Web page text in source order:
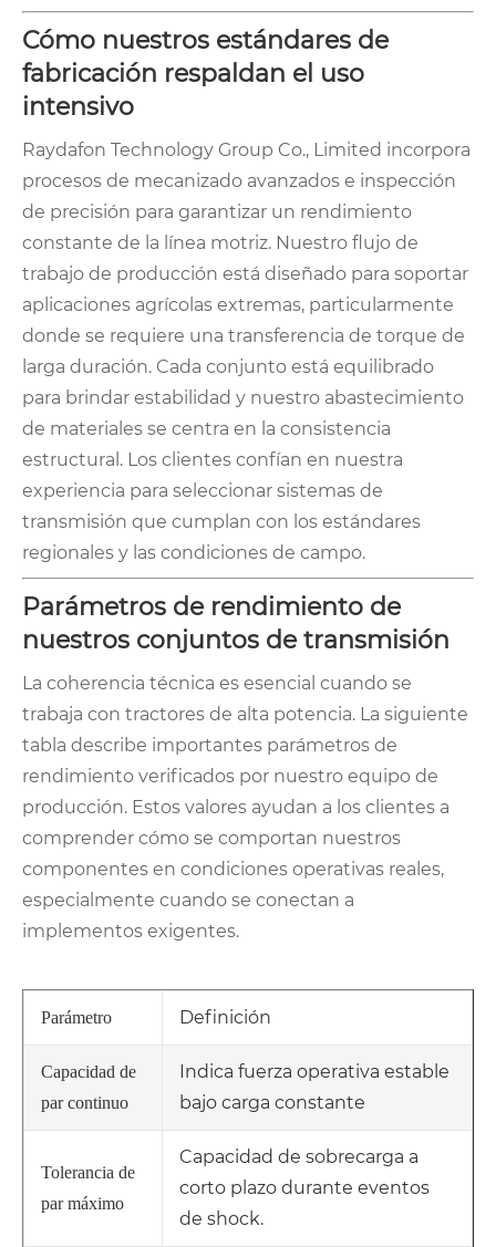
Cómo nuestros estándares de
fabricación respaldan el uso
intensivo
Raydafon Technology Group Co., Limited incorpora
procesos de mecanizado avanzados e inspección
de precisión para garantizar un rendimiento
constante de la línea motriz. Nuestro flujo de
trabajo de producción está diseñado para soportar
aplicaciones agrícolas extremas, particularmente
donde se requiere una transferencia de torque de
larga duración. Cada conjunto está equilibrado
para brindar estabilidad y nuestro abastecimiento
de materiales se centra en la consistencia
estructural. Los clientes confían en nuestra
experiencia para seleccionar sistemas de
transmisión que cumplan con los estándares
regionales y las condiciones de campo.
Parámetros de rendimiento de
nuestros conjuntos de transmisión
La coherencia técnica es esencial cuando se
trabaja con tractores de alta potencia. La siguiente
tabla describe importantes parámetros de
rendimiento verificados por nuestro equipo de
producción. Estos valores ayudan a los clientes a
comprender cómo se comportan nuestros
componentes en condiciones operativas reales,
especialmente cuando se conectan a
implementos exigentes.
Parámetro Definición
Capacidad de
par continuo
Indica fuerza operativa estable
bajo carga constante
Tolerancia de
par máximo
Capacidad de sobrecarga a
corto plazo durante eventos
de shock.